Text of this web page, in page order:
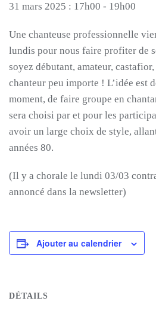
31 mars 2025 : 17h00 - 19h00
Une chanteuse professionnelle
lundis pour nous faire profiter de
soyez débutant, amateur,
chanteur peu importe ! L’idée est
moment, de faire groupe en
sera choisi par et pour les
avoir un large choix de style,
années 80.
(Il y a chorale le lundi 03/03
annoncé dans la newsletter)
Ajouter au calendrier
DÉTAILS